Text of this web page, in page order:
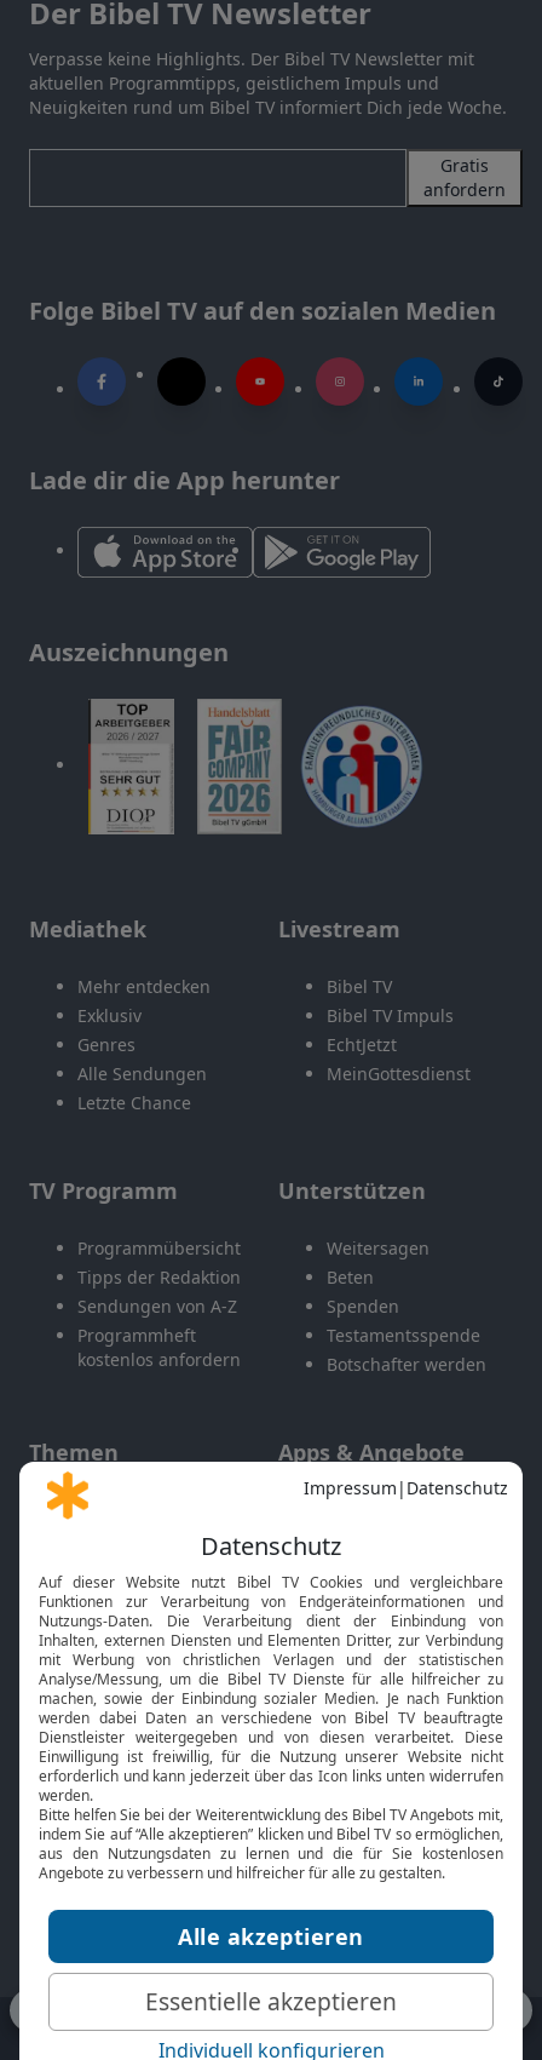
Der Bibel TV Newsletter
Verpasse keine Highlights. Der Bibel TV Newsletter mit
aktuellen Programmtipps, geistlichem Impuls und
Neuigkeiten rund um Bibel TV informiert Dich jede Woche.
Gratis
anfordern
Folge Bibel TV auf den sozialen Medien
Lade dir die App herunter
Auszeichnungen
Mediathek
Mehr entdecken
Exklusiv
Genres
Alle Sendungen
Letzte Chance
Livestream
Bibel TV
Bibel TV Impuls
EchtJetzt
MeinGottesdienst
TV Programm
Programmübersicht
Tipps der Redaktion
Sendungen von A-Z
Programmheft
kostenlos anfordern
Unterstützen
Weitersagen
Beten
Spenden
Testamentsspende
Botschafter werden
Themen
Gott und Bibel erklärt
Neuigkeiten
Apps & Angebote
Mobile App
Smart TV
HbbTV
Bibelthek Online-Bibel
Nächster Gottesdienst
Bibel TV
Über uns
Jobs
Mediadaten
Service
Kontakt
TV-Empfang
bibeltv.de: Impressum
Datenschutz
Nutzungsbedingungen
Fakten Bibel TV App